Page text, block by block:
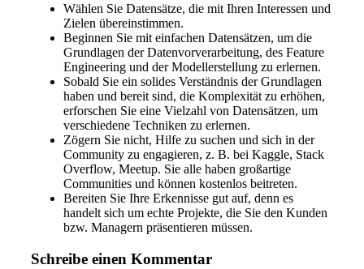
Wählen Sie Datensätze, die mit Ihren Interessen und
Zielen übereinstimmen.
Beginnen Sie mit einfachen Datensätzen, um die
Grundlagen der Datenvorverarbeitung, des Feature
Engineering und der Modellerstellung zu erlernen.
Sobald Sie ein solides Verständnis der Grundlagen
haben und bereit sind, die Komplexität zu erhöhen,
erforschen Sie eine Vielzahl von Datensätzen, um
verschiedene Techniken zu erlernen.
Zögern Sie nicht, Hilfe zu suchen und sich in der
Community zu engagieren, z. B. bei Kaggle, Stack
Overflow, Meetup. Sie alle haben großartige
Communities und können kostenlos beitreten.
Bereiten Sie Ihre Erkennisse gut auf, denn es
handelt sich um echte Projekte, die Sie den Kunden
bzw. Managern präsentieren müssen.
Schreibe einen Kommentar